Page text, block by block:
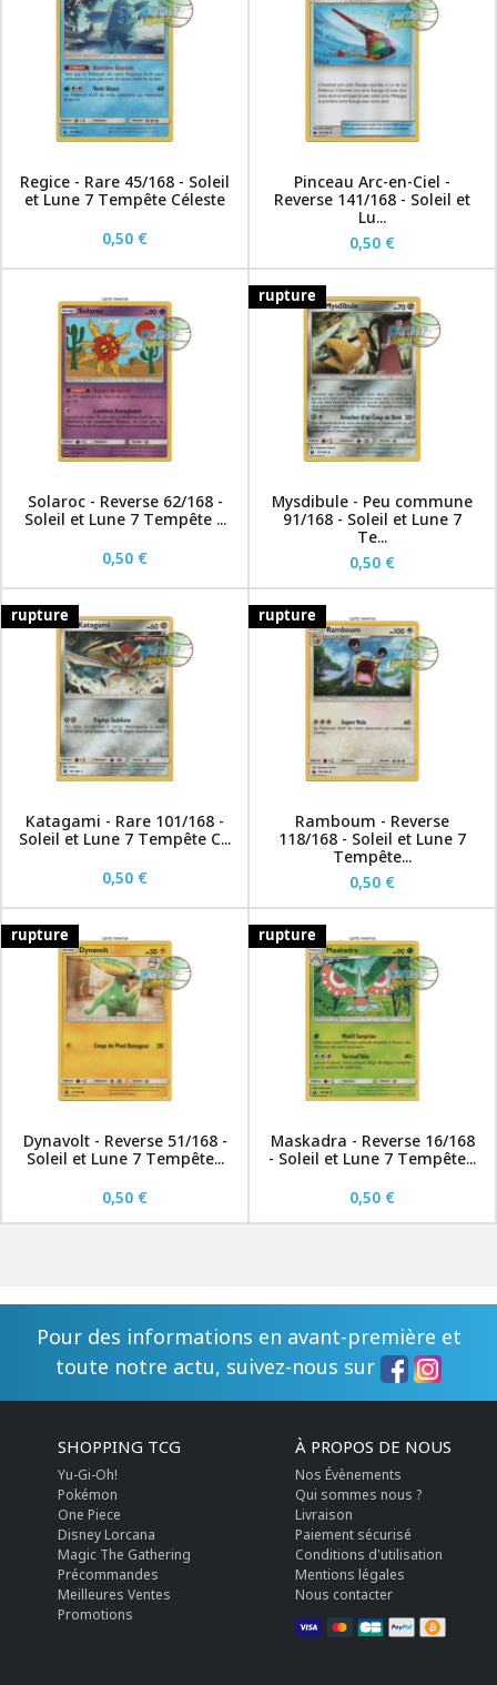
Regice - Rare 45/168 - Soleil
et Lune 7 Tempête Céleste
0,50 €
Pinceau Arc-en-Ciel -
Reverse 141/168 - Soleil et
Lu...
0,50 €
Solaroc - Reverse 62/168 -
Soleil et Lune 7 Tempête ...
0,50 €
rupture
Mysdibule - Peu commune
91/168 - Soleil et Lune 7
Te...
0,50 €
rupture
Katagami - Rare 101/168 -
Soleil et Lune 7 Tempête C...
0,50 €
rupture
Ramboum - Reverse
118/168 - Soleil et Lune 7
Tempête...
0,50 €
rupture
Dynavolt - Reverse 51/168 -
Soleil et Lune 7 Tempête...
0,50 €
rupture
Maskadra - Reverse 16/168
- Soleil et Lune 7 Tempête...
0,50 €
Pour des informations en avant-première et
toute notre actu, suivez-nous sur
SHOPPING TCG
Yu-Gi-Oh!
Pokémon
One Piece
Disney Lorcana
Magic The Gathering
Précommandes
Meilleures Ventes
Promotions
À PROPOS DE NOUS
Nos Évènements
Qui sommes nous ?
Livraison
Paiement sécurisé
Conditions d'utilisation
Mentions légales
Nous contacter